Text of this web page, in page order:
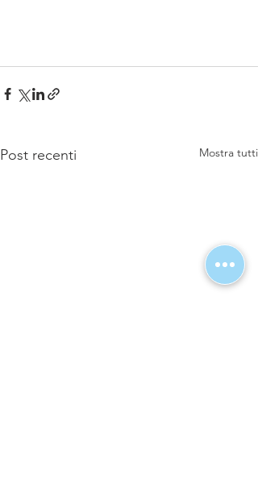
Post recenti Mostra tutti